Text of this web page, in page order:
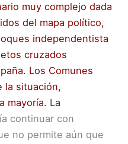
muy complejodada
del mapa político,
independentista
cruzados
Los Comunes
la situación,
mayoría. La
continuar con
no permite aún que